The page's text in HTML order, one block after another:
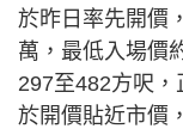
於昨日率先開價
萬，最低入場價
297至482方呎
於開價貼近市價